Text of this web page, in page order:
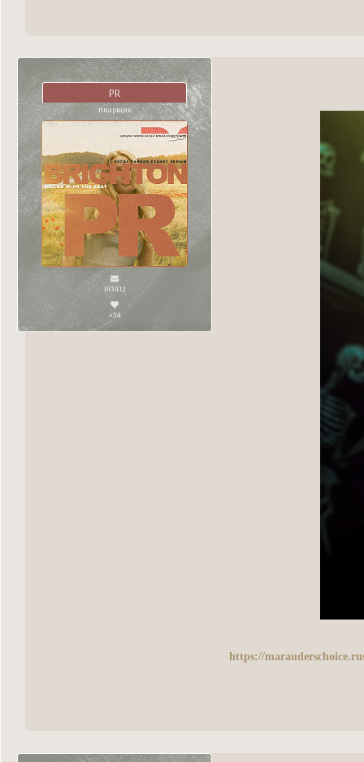
PR
пиарщик
143412
+34
https://